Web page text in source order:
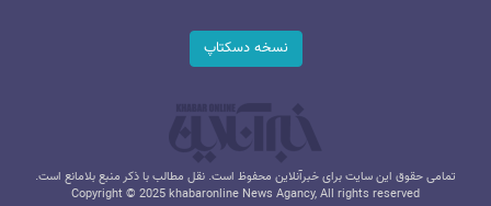
نسخه دسکتاپ
تمامی حقوق این سایت برای خبرآنلاین محفوظ است. نقل مطالب با ذکر منبع بلامانع است.
Copyright © 2025 khabaronline News Agancy, All rights reserved